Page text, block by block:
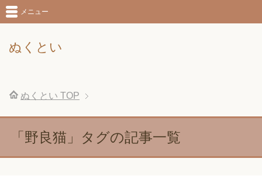
ぬくとい
メニュー
ぬくとい TOP
「野良猫」タグの記事一覧